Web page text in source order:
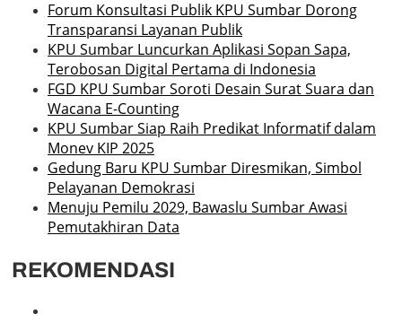
Forum Konsultasi Publik KPU Sumbar Dorong
Transparansi Layanan Publik
KPU Sumbar Luncurkan Aplikasi Sopan Sapa,
Terobosan Digital Pertama di Indonesia
FGD KPU Sumbar Soroti Desain Surat Suara dan
Wacana E-Counting
KPU Sumbar Siap Raih Predikat Informatif dalam
Monev KIP 2025
Gedung Baru KPU Sumbar Diresmikan, Simbol
Pelayanan Demokrasi
Menuju Pemilu 2029, Bawaslu Sumbar Awasi
Pemutakhiran Data
REKOMENDASI